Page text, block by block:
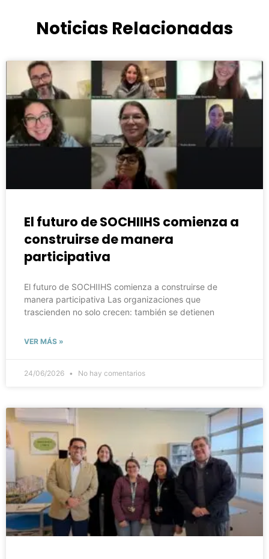
Noticias Relacionadas
El futuro de SOCHIIHS comienza a
construirse de manera
participativa
El futuro de SOCHIIHS comienza a construirse de
manera participativa Las organizaciones que
trascienden no solo crecen: también se detienen
VER MÁS »
24/06/2026 No hay comentarios